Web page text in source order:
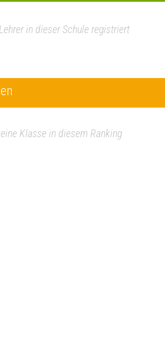
in dieser Schule registriert
Klasse in diesem Ranking